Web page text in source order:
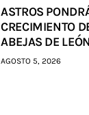
ASTROS
CRECIMIENTO
ABEJAS DE LEÓN
AGOSTO 5, 2026